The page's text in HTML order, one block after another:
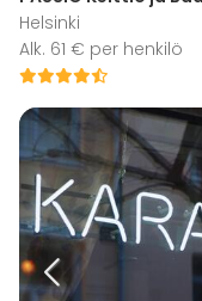
Helsinki
Alk. 61 € per henkilö